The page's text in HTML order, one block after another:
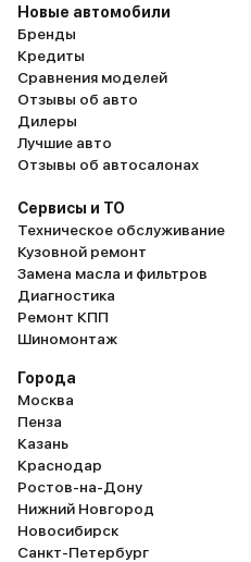
Новые автомобили
Бренды
Кредиты
Сравнения моделей
Отзывы об авто
Дилеры
Лучшие авто
Отзывы об автосалонах
Сервисы и ТО
Техническое обслуживание
Кузовной ремонт
Замена масла и фильтров
Диагностика
Ремонт КПП
Шиномонтаж
Города
Москва
Пенза
Казань
Краснодар
Ростов-на-Дону
Нижний Новгород
Новосибирск
Санкт-Петербург